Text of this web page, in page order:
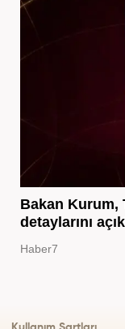
Bakan Kurum,
detaylarını
Haber7